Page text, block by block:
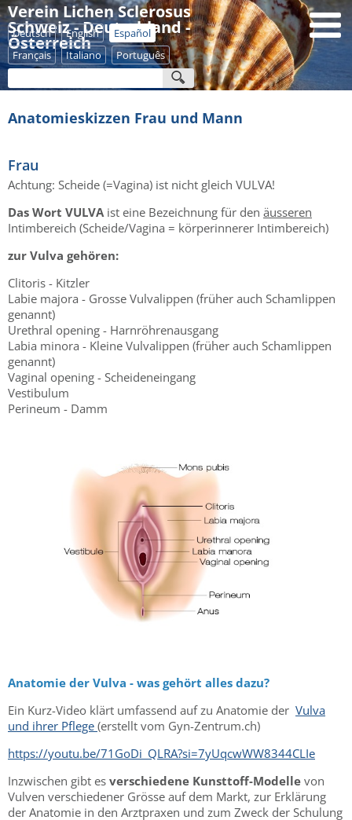
Verein Lichen Sclerosus
Schweiz - Deutschland -
Österreich
Deutsch English
Español
Français
Italiano Português
Anatomieskizzen Frau und Mann
Frau
Achtung: Scheide (=Vagina) ist nicht gleich VULVA!
Das Wort VULVA ist eine Bezeichnung für den äusseren
Intimbereich (Scheide/Vagina = körperinnerer Intimbereich)
zur Vulva gehören:
Clitoris - Kitzler
Labie majora - Grosse Vulvalippen (früher auch Schamlippen
genannt)
Urethral opening - Harnröhrenausgang
Labia minora - Kleine Vulvalippen (früher auch Schamlippen
genannt)
Vaginal opening - Scheideneingang
Vestibulum
Perineum - Damm
Anatomie der Vulva - was gehört alles dazu?
Ein Kurz-Video klärt umfassend auf zu Anatomie der Vulva
und ihrer Pflege (erstellt vom Gyn-Zentrum.ch)
https://youtu.be/71GoDi_QLRA?si=7yUqcwWW8344CLIe
Inzwischen gibt es verschiedene Kunsttoff-Modelle von
Vulven verschiedener Grösse auf dem Markt, zur Erklärung
der Anatomie in den Arztpraxen und zum Zweck der Schulung